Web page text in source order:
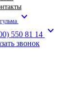
expand_more
550 81 14 expand_more
звонок